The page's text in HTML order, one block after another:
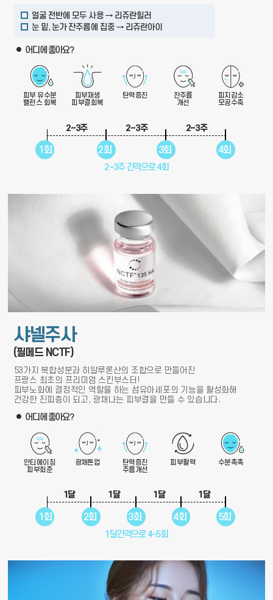
얼굴 전반에 모두 사용 → 리쥬란힐러
눈 밑, 눈가 잔주름에 집중 → 리쥬란아이
어디에 좋아요?
피부 유수분
밸런스 회복
피부재생
피부결회복
탄력증진
잔주름
개선
피지감소
모공수축
1회 2회 3회 4회
2~3주 2~3주 2~3주
2~3주 간격으로 4회
샤넬주사
(필메드 NCTF)
53가지 복합성분과 히알루론산의 조합으로 만들어진
프랑스 최초의 프리미엄 스킨부스터!
피부노화에 결정적인 역할을 하는 섬유아세포의 기능을 활성화해
건강한 진피층이 되고, 광채나는 피부결을 만들 수 있습니다.
어디에 좋아요?
안티에이징
피부회춘
광채톤업
탄력증진
주름개선
피부활력 수분촉촉
1회 2회 3회 4회 5회
1달 1달 1달 1달
1달간격으로 4~5회